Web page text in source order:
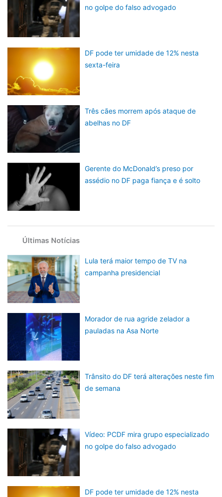
no golpe do falso advogado
DF pode ter umidade de 12% nesta
sexta-feira
Três cães morrem após ataque de
abelhas no DF
Gerente do McDonald’s preso por
assédio no DF paga fiança e é solto
Últimas Notícias
Lula terá maior tempo de TV na
campanha presidencial
Morador de rua agride zelador a
pauladas na Asa Norte
Trânsito do DF terá alterações neste fim
de semana
Vídeo: PCDF mira grupo especializado
no golpe do falso advogado
DF pode ter umidade de 12% nesta